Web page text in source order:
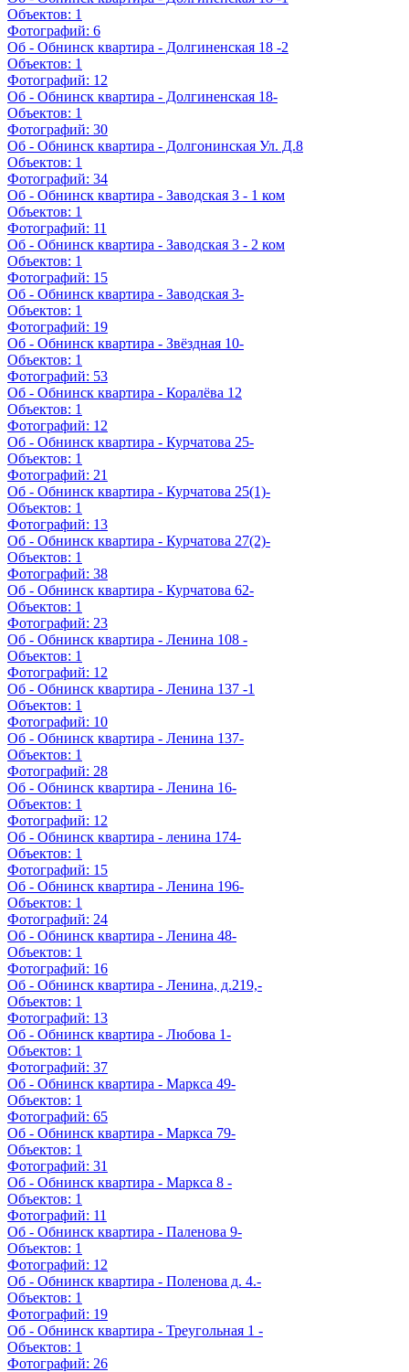
Объектов: 1
Фотографий: 6
Об - Обнинск квартира - Долгиненская 18 -2
Объектов: 1
Фотографий: 12
Об - Обнинск квартира - Долгиненская 18-
Объектов: 1
Фотографий: 30
Об - Обнинск квартира - Долгонинская Ул. Д.8
Объектов: 1
Фотографий: 34
Об - Обнинск квартира - Заводская 3 - 1 ком
Объектов: 1
Фотографий: 11
Об - Обнинск квартира - Заводская 3 - 2 ком
Объектов: 1
Фотографий: 15
Об - Обнинск квартира - Заводская 3-
Объектов: 1
Фотографий: 19
Об - Обнинск квартира - Звёздная 10-
Объектов: 1
Фотографий: 53
Об - Обнинск квартира - Коралёва 12
Объектов: 1
Фотографий: 12
Об - Обнинск квартира - Курчатова 25-
Объектов: 1
Фотографий: 21
Об - Обнинск квартира - Курчатова 25(1)-
Объектов: 1
Фотографий: 13
Об - Обнинск квартира - Курчатова 27(2)-
Объектов: 1
Фотографий: 38
Об - Обнинск квартира - Курчатова 62-
Объектов: 1
Фотографий: 23
Об - Обнинск квартира - Ленина 108 -
Объектов: 1
Фотографий: 12
Об - Обнинск квартира - Ленина 137 -1
Объектов: 1
Фотографий: 10
Об - Обнинск квартира - Ленина 137-
Объектов: 1
Фотографий: 28
Об - Обнинск квартира - Ленина 16-
Объектов: 1
Фотографий: 12
Об - Обнинск квартира - ленина 174-
Объектов: 1
Фотографий: 15
Об - Обнинск квартира - Ленина 196-
Объектов: 1
Фотографий: 24
Об - Обнинск квартира - Ленина 48-
Объектов: 1
Фотографий: 16
Об - Обнинск квартира - Ленина, д.219,-
Объектов: 1
Фотографий: 13
Об - Обнинск квартира - Любова 1-
Объектов: 1
Фотографий: 37
Об - Обнинск квартира - Маркса 49-
Объектов: 1
Фотографий: 65
Об - Обнинск квартира - Маркса 79-
Объектов: 1
Фотографий: 31
Об - Обнинск квартира - Маркса 8 -
Объектов: 1
Фотографий: 11
Об - Обнинск квартира - Паленова 9-
Объектов: 1
Фотографий: 12
Об - Обнинск квартира - Поленова д. 4.-
Объектов: 1
Фотографий: 19
Об - Обнинск квартира - Треугольная 1 -
Объектов: 1
Фотографий: 26